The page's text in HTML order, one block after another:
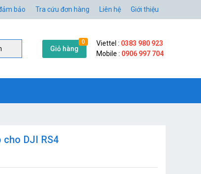
bảo Tra cứu đơn hàng Liên hệ Giới thiệu
Giỏ hàng
0 Viettel : 0383 980 923
Mobile : 0906 997 704
cho DJI RS4